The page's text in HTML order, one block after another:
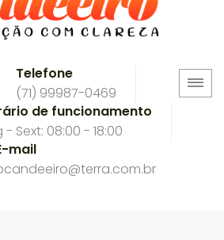
Telefone
(71) 99987-0469
de funcionamento
- Sext: 08:00 - 18:00
mail